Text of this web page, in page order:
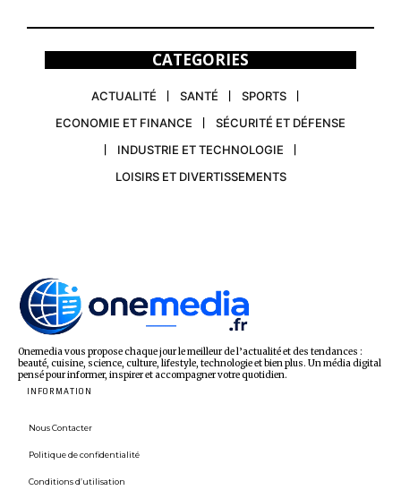
CATEGORIES
ACTUALITÉ SANTÉ
SPORTS
ECONOMIE ET FINANCE
SÉCURITÉ ET DÉFENSE
INDUSTRIE ET TECHNOLOGIE
LOISIRS ET DIVERTISSEMENTS
Onemedia vous propose chaque jour le meilleur de l’actualité et des tendances :
beauté, cuisine, science, culture, lifestyle, technologie et bien plus. Un média digital
pensé pour informer, inspirer et accompagner votre quotidien.
INFORMATION
Nous Contacter
Politique de confidentialité
Conditions d’utilisation